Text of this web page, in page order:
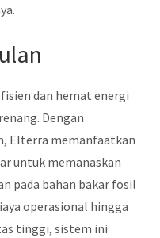
dan hemat energi
Dengan
Elterra memanfaatkan
untuk memanaskan
pada bahan bakar fosil
operasional hingga
tinggi, sistem ini